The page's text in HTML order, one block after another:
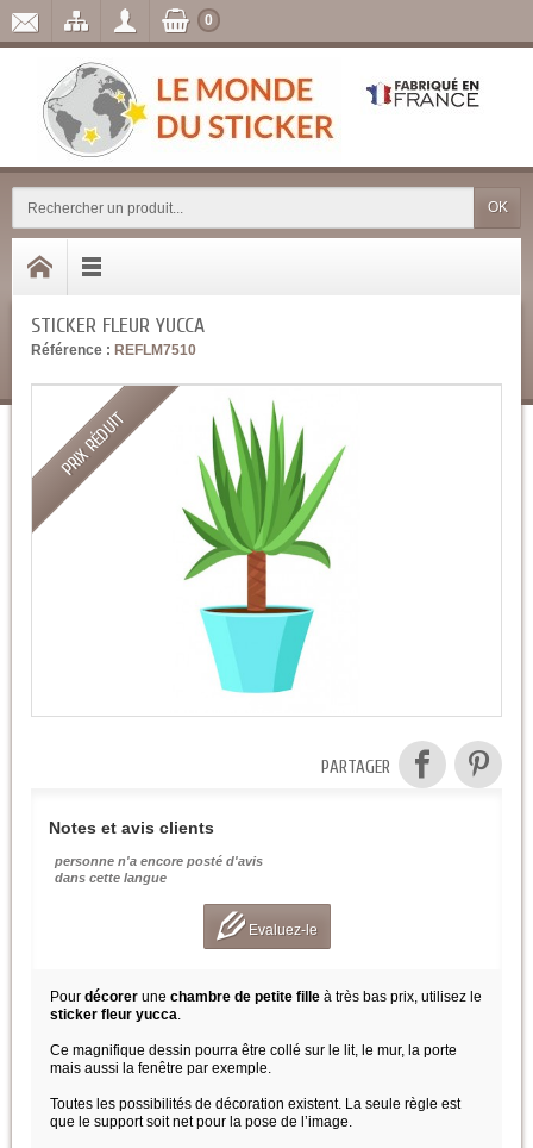
OK
0
STICKER FLEUR YUCCA
Référence : REFLM7510
PRIX RÉDUIT
PARTAGER
Notes et avis clients
personne n'a encore posté d'avis
dans cette langue
Evaluez-le
Pour décorer une chambre de petite fille à très bas prix, utilisez le
sticker fleur yucca.
Ce magnifique dessin pourra être collé sur le lit, le mur, la porte
mais aussi la fenêtre par exemple.
Toutes les possibilités de décoration existent. La seule règle est
que le support soit net pour la pose de l’image.